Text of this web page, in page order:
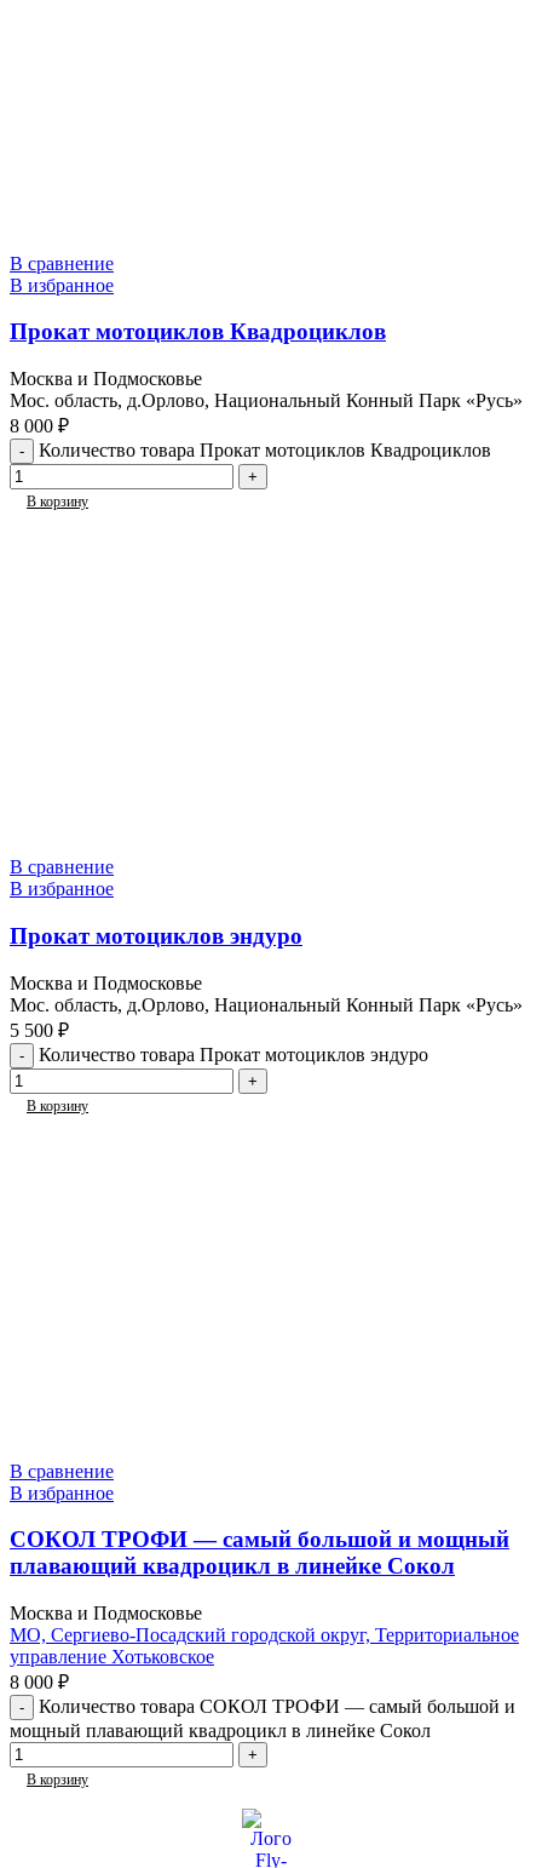
В сравнение
В избранное
Прокат мотоциклов Квадроциклов
Москва и Подмосковье
Мос. область, д.Орлово, Национальный Конный Парк «Русь»
8 000 ₽
Количество товара Прокат мотоциклов Квадроциклов
В корзину
В сравнение
В избранное
Прокат мотоциклов эндуро
Москва и Подмосковье
Мос. область, д.Орлово, Национальный Конный Парк «Русь»
5 500 ₽
Количество товара Прокат мотоциклов эндуро
В корзину
В сравнение
В избранное
СОКОЛ ТРОФИ — самый большой и мощный
плавающий квадроцикл в линейке Сокол
Москва и Подмосковье
МО, Сергиево-Посадский городской округ, Территориальное
управление Хотьковское
8 000 ₽
Количество товара СОКОЛ ТРОФИ — самый большой и
мощный плавающий квадроцикл в линейке Сокол
В корзину